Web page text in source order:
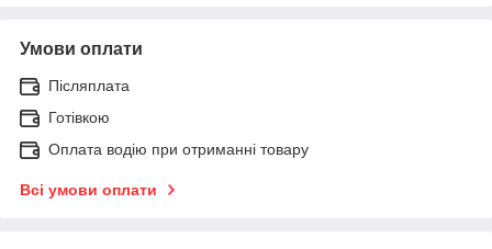
Умови оплати
Післяплата
Готівкою
Оплата водію при отриманні товару
Всі умови оплати